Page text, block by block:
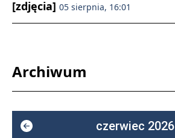
[zdjęcia] 05 sierpnia, 16:01
Archiwum
czerwiec 2026